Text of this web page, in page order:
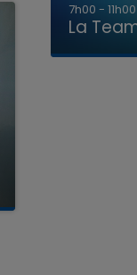
7h00 - 11h00
La